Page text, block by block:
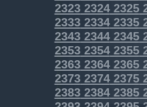
232323242325
233323342335
234323442345
235323542355
236323642365
237323742375
238323842385